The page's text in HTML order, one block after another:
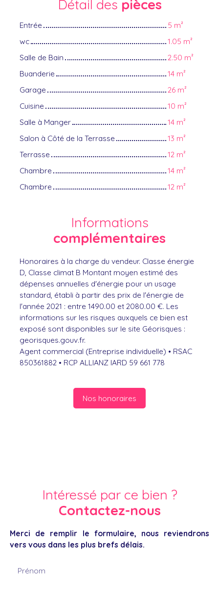
Détail des pièces
Entrée
5 m²
wc
1.05 m²
Salle de Bain
2.50 m²
Buanderie
14 m²
Garage
26 m²
Cuisine
10 m²
Salle à Manger
14 m²
Salon à Côté de la Terrasse
13 m²
Terrasse
12 m²
Chambre
14 m²
Chambre
12 m²
Informations
complémentaires
Honoraires à la charge du vendeur. Classe énergie
D, Classe climat B Montant moyen estimé des
dépenses annuelles d'énergie pour un usage
standard, établi à partir des prix de l'énergie de
l'année 2021 : entre 1490.00 et 2080.00 €. Les
informations sur les risques auxquels ce bien est
exposé sont disponibles sur le site Géorisques :
georisques.gouv.fr.
Agent commercial (Entreprise individuelle) • RSAC
850361882 • RCP ALLIANZ IARD 59 661 778
Nos honoraires
Intéressé par ce bien ?
Contactez-nous
Merci de remplir le formulaire, nous reviendrons
vers vous dans les plus brefs délais.
Prénom